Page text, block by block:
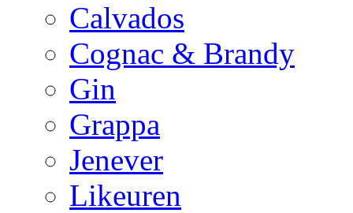
Calvados
Cognac & Brandy
Gin
Grappa
Jenever
Likeuren